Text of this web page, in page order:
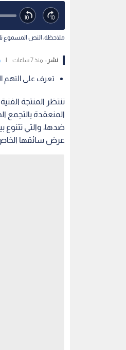
ملاحظة: النص المسموع
نشر : منذ 7 ساعات
تعرف على التهم
تنتظر المنتجة
ضدها، والتي تتنوع
عرض سائقها